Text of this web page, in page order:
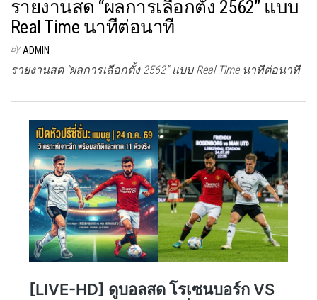
รายงานสด “ผลการเลือกตั้ง 2562” แบบ
Real Time นาทีต่อนาที
By ADMIN
รายงานสด “ผลการเลือกตั้ง 2562” แบบ Real Time นาทีต่อนาที